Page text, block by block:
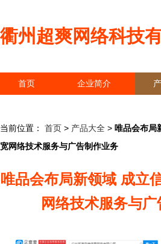
衢州超爽网络科技
首页 企业简介
当前位置： 首页 > 产品大全 > 唯品会布局
宽网络技术服务与广告制作业务
唯品会布局新领域 成立
网络技术服务与